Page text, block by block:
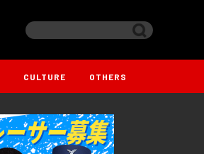
CULTURE OTHERS